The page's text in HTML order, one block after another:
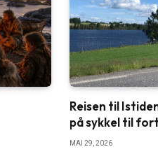
Reisen til
på sykkel til
MAI 29, 2026